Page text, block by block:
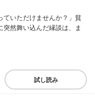
ていただけませんか？」貧
然舞い込んだ縁談は、ま
試し読み